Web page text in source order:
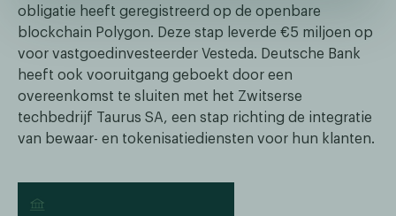
obligatie heeft geregistreerd op de openbare
blockchain Polygon. Deze stap leverde €5 miljoen op
voor vastgoedinvesteerder Vesteda. Deutsche Bank
heeft ook vooruitgang geboekt door een
overeenkomst te sluiten met het Zwitserse
techbedrijf Taurus SA, een stap richting de integratie
van bewaar- en tokenisatiediensten voor hun klanten.